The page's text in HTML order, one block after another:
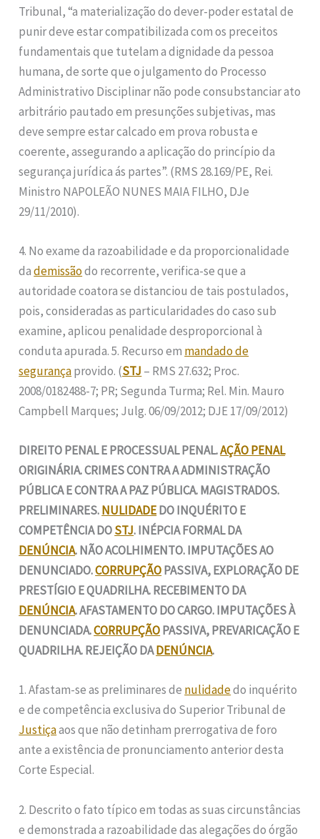
Tribunal, “a materialização do dever-poder estatal de
punir deve estar compatibilizada com os preceitos
fundamentais que tutelam a dignidade da pessoa
humana, de sorte que o julgamento do Processo
Administrativo Disciplinar não pode consubstanciar ato
arbitrário pautado em presunções subjetivas, mas
deve sempre estar calcado em prova robusta e
coerente, assegurando a aplicação do princípio da
segurança jurídica ás partes”. (RMS 28.169/PE, Rei.
Ministro NAPOLEÃO NUNES MAIA FILHO, DJe
29/11/2010).
4. No exame da razoabilidade e da proporcionalidade
dademissãodo recorrente, verifica-se que a
autoridade coatora se distanciou de tais postulados,
pois, consideradas as particularidades do caso sub
examine, aplicou penalidade desproporcional à
conduta apurada. 5. Recurso em mandado de
segurançaprovido. (STJ – RMS 27.632; Proc.
2008/0182488-7; PR; Segunda Turma; Rel. Min. Mauro
Campbell Marques; Julg. 06/09/2012; DJE 17/09/2012)
DIREITO PENAL E PROCESSUAL PENAL.AÇÃO PENAL
ORIGINÁRIA. CRIMES CONTRA A ADMINISTRAÇÃO
PÚBLICA E CONTRA A PAZ PÚBLICA. MAGISTRADOS.
PRELIMINARES.NULIDADEDO INQUÉRITO E
COMPETÊNCIA DOSTJ. INÉPCIA FORMAL DA
DENÚNCIA. NÃO ACOLHIMENTO. IMPUTAÇÕES AO
DENUNCIADO.CORRUPÇÃOPASSIVA, EXPLORAÇÃO DE
PRESTÍGIO E QUADRILHA. RECEBIMENTO DA
DENÚNCIA. AFASTAMENTO DO CARGO. IMPUTAÇÕES À
DENUNCIADA.CORRUPÇÃOPASSIVA, PREVARICAÇÃO E
QUADRILHA. REJEIÇÃO DADENÚNCIA.
1. Afastam-se as preliminares de nulidadedo inquérito
e de competência exclusiva do Superior Tribunal de
Justiçaaos que não detinham prerrogativa de foro
ante a existência de pronunciamento anterior desta
Corte Especial.
2. Descrito o fato típico em todas as suas circunstâncias
e demonstrada a razoabilidade das alegações do órgão